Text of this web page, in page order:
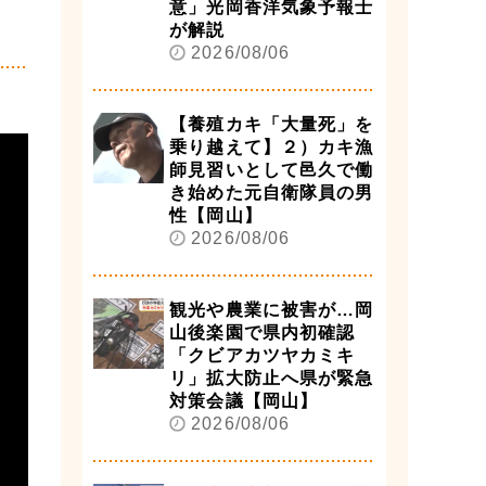
意」光岡香洋気象予報士
が解説
2026/08/06
【養殖カキ「大量死」を
乗り越えて】２）カキ漁
師見習いとして邑久で働
き始めた元自衛隊員の男
性【岡山】
2026/08/06
観光や農業に被害が…岡
山後楽園で県内初確認
「クビアカツヤカミキ
リ」拡大防止へ県が緊急
対策会議【岡山】
2026/08/06